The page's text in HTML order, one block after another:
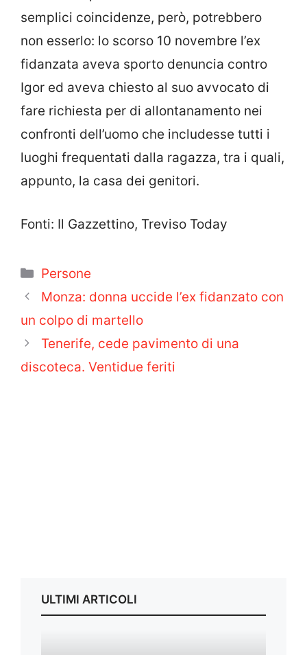
semplici coincidenze, però, potrebbero
non esserlo: lo scorso 10 novembre l’ex
fidanzata aveva sporto denuncia contro
Igor ed aveva chiesto al suo avvocato di
fare richiesta per di allontanamento nei
confronti dell’uomo che includesse tutti i
luoghi frequentati dalla ragazza, tra i quali,
appunto, la casa dei genitori.
Fonti: Il Gazzettino, Treviso Today
Categorie
Persone
Monza: donna uccide l’ex fidanzato con
un colpo di martello
Tenerife, cede pavimento di una
discoteca. Ventidue feriti
ULTIMI ARTICOLI